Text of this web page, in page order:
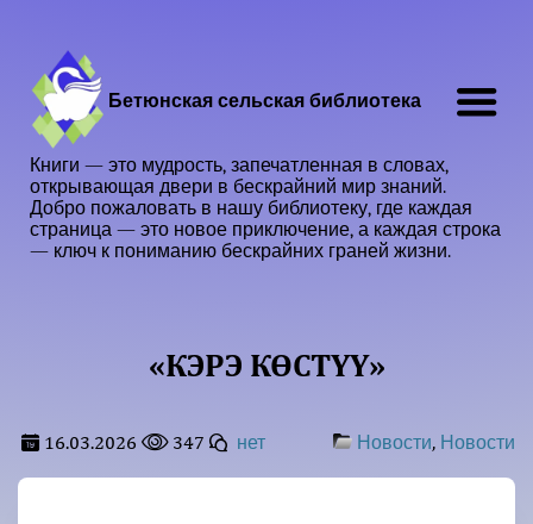
Бетюнская сельская библиотека
Книги — это мудрость, запечатленная в словах,
открывающая двери в бескрайний мир знаний.
Добро пожаловать в нашу библиотеку, где каждая
страница — это новое приключение, а каждая строка
— ключ к пониманию бескрайних граней жизни.
«КЭРЭ КӨСТҮҮ»
16.03.2026 347 нет Новости, Новости